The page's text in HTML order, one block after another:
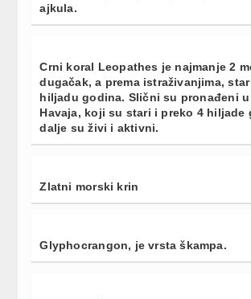
ajkula.
Crni koral Leopathes je najmanje 2
dugačak, a prema istraživanjima,
hiljadu godina. Slični su pronađeni u
Havaja, koji su stari i preko 4 hiljade
dalje su živi i aktivni.
Zlatni morski krin
Glyphocrangon, je vrsta škampa.